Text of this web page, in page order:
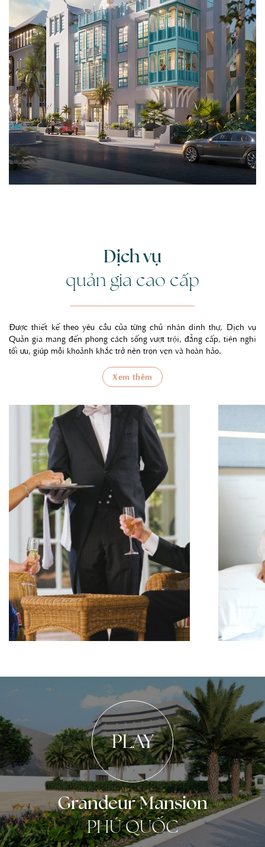
Dịch vụ
quản gia cao cấp
Được thiết kế theo yêu cầu của từng chủ nhân dinh thự, Dịch vụ
Quản gia mang đến phong cách sống vượt trội, đẳng cấp, tiện nghi
tối ưu, giúp mỗi khoảnh khắc trở nên trọn vẹn và hoàn hảo.
Xem thêm
Grandeur Mansion
PHÚ QUỐC